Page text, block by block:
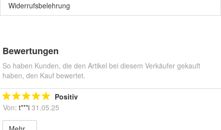
Widerrufsbelehrung
Bewertungen
So haben Kunden, die den Artikel bei diesem Verkäufer gekauft
haben, den Kauf bewertet.
Positiv
Von: t***i 31.05.25